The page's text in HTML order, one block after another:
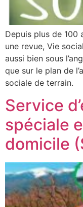
Depuis plus de 100
une revue, Vie
aussi bien sous
que sur le plan de
sociale de terrain.
Service
spéciale
domicile